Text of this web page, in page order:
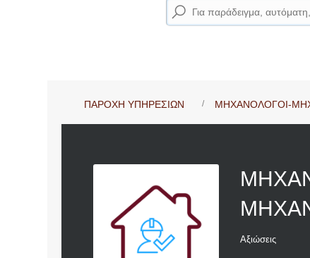
ΠΑΡΟΧΗ ΥΠΗΡΕΣΙΩΝ ΜΗΧΑΝΟΛΟΓΟΙ-
Αξιώσεις